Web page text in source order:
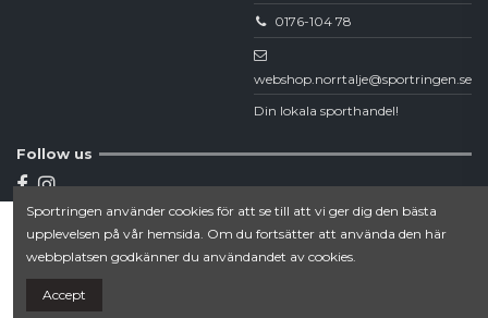
Lägg till i varukorgen
0176-104 78
webshop.norrtalje@sportringen.se
Din lokala sporthandel!
Follow us
Newsletter
Sportringen använder cookies för att se till att vi ger dig den bästa
upplevelsen på vår hemsida. Om du fortsätter att använda den här
webbplatsen godkänner du användandet av cookies.
Accept